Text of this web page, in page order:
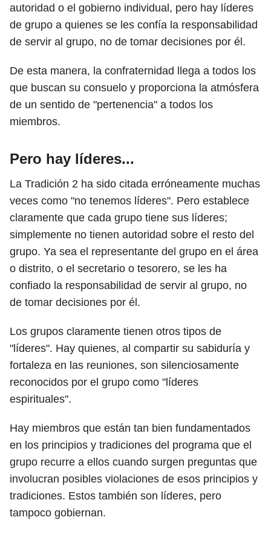
autoridad o el gobierno individual, pero hay líderes
de grupo a quienes se les confía la responsabilidad
de servir al grupo, no de tomar decisiones por él.
De esta manera, la confraternidad llega a todos los
que buscan su consuelo y proporciona la atmósfera
de un sentido de "pertenencia" a todos los
miembros.
Pero hay líderes...
La Tradición 2 ha sido citada erróneamente muchas
veces como "no tenemos líderes". Pero establece
claramente que cada grupo tiene sus líderes;
simplemente no tienen autoridad sobre el resto del
grupo. Ya sea el representante del grupo en el área
o distrito, o el secretario o tesorero, se les ha
confiado la responsabilidad de servir al grupo, no
de tomar decisiones por él.
Los grupos claramente tienen otros tipos de
"líderes". Hay quienes, al compartir su sabiduría y
fortaleza en las reuniones, son silenciosamente
reconocidos por el grupo como "líderes
espirituales".
Hay miembros que están tan bien fundamentados
en los principios y tradiciones del programa que el
grupo recurre a ellos cuando surgen preguntas que
involucran posibles violaciones de esos principios y
tradiciones. Estos también son líderes, pero
tampoco gobiernan.